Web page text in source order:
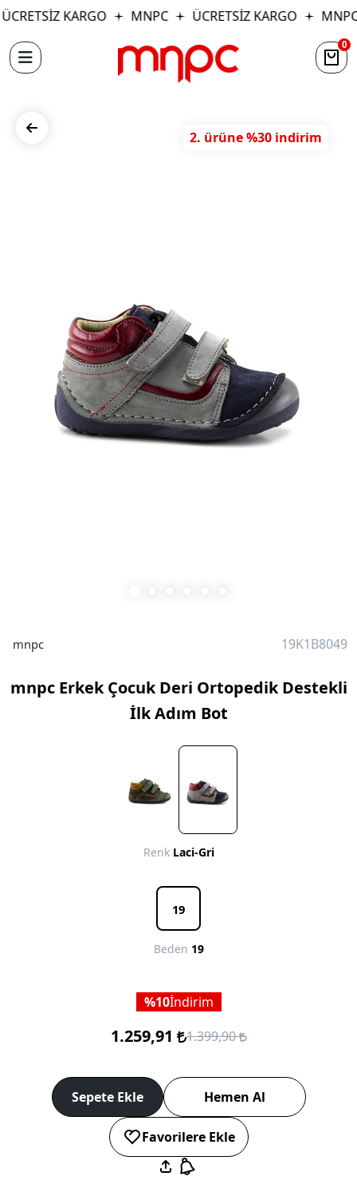
KARGO MNPC ÜCRETSİZ KARGO MNPC
0
2. ürüne %30 indirim
mnpc 19K1B8049
mnpc Erkek Çocuk Deri Ortopedik Destekli
İlk Adım Bot
Renk Laci-Gri
19
Beden 19
10İndirim
1.259,91 1.399,90
Sepete Ekle Hemen Al
Favorilere Ekle